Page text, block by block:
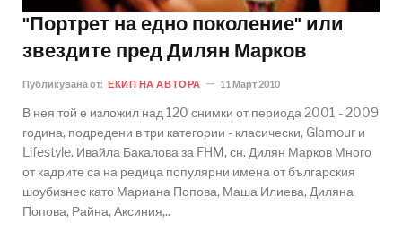
"Портрет на едно поколение" или
звездите пред Дилян Марков
Публикувана от: ЕКИП НА АВТОРА 11 Март 2010
В нея той е изложил над 120 снимки от периода 2001 - 2009
година, подредени в три категории - класически, Glamour и
Lifestyle. Ивайла Бакалова за FHM, сн. Дилян Марков Много
от кадрите са на редица популярни имена от българския
шоубизнес като Мариана Попова, Маша Илиева, Диляна
Попова, Райна, Аксиния,..